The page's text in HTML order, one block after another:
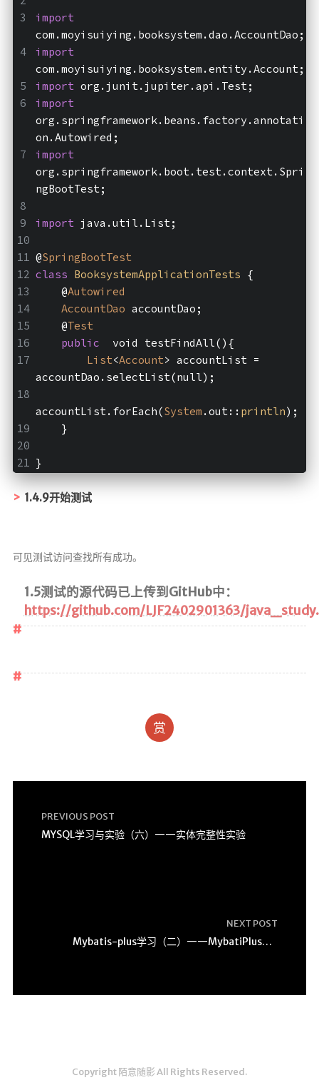
import
com.moyisuiying.booksystem.dao.AccountDao;
import
com.moyisuiying.booksystem.entity.Account;
import org.junit.jupiter.api.Test;
import
org.springframework.beans.factory.annotati
on.Autowired;
import
org.springframework.boot.test.context.Spri
ngBootTest;
import java.util.List;
@SpringBootTest
class BooksystemApplicationTests {
    @
Autowired
AccountDao accountDao;
    @
Test
public
  void testFindAll(){
List<Account> accountList =
accountDao.selectList(null);
accountList.forEach(System .out:: println);
    }
}
1.4.9开始测试
可见测试访问查找所有成功。
1.5测试的源代码已上传到GitHub中：
https://github.com/LJF2402901363/
赏
PREVIOUS POST
MYSQL学习与实验（六）——实体完整性实验
NEXT POST
Mybatis-plus学习（二）——MybatiPlus的BaseMapper和IService详解以及自定义实现
Copyright 陌意随影 All Rights Reserved.